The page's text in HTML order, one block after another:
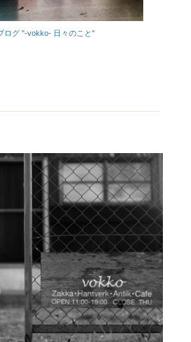
ログ "-vokko- 日々のこと"